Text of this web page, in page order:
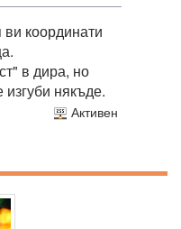
координати
в дира, но
изгуби някъде.
Активен